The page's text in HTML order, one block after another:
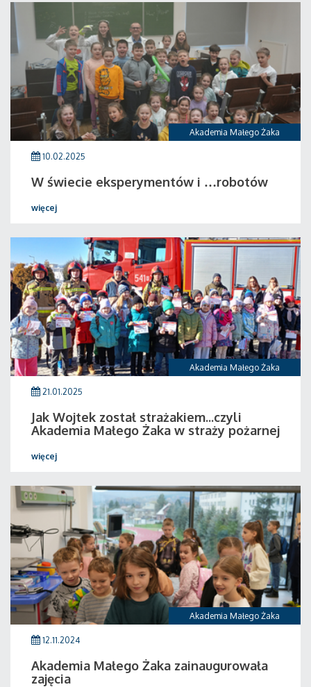
Akademia Małego Żaka
10.02.2025
W świecie eksperymentów i …robotów
więcej
Akademia Małego Żaka
21.01.2025
Jak Wojtek został strażakiem...czyli
Akademia Małego Żaka w straży pożarnej
więcej
Akademia Małego Żaka
12.11.2024
Akademia Małego Żaka zainaugurowała
zajęcia